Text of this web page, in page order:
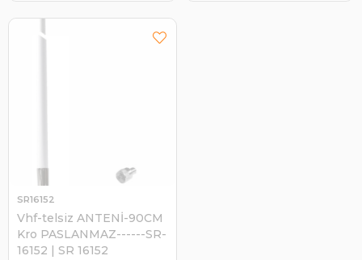
Vhf-telsiz ANTENİ-90CM
Kro PASLANMAZ------SR-
16152 | SR 16152
SR16152